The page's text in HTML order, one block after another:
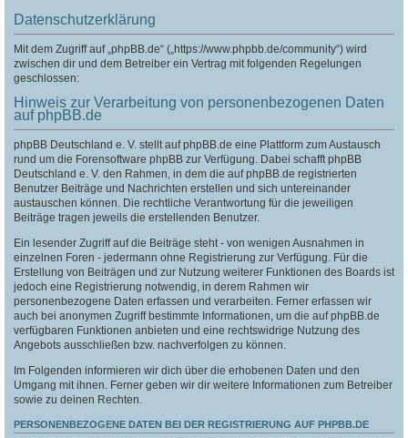
Datenschutzerklärung
Mit dem Zugriff auf „phpBB.de“ („https://www.phpbb.de/community“) wird
zwischen dir und dem Betreiber ein Vertrag mit folgenden Regelungen
geschlossen:
Hinweis zur Verarbeitung von personenbezogenen Daten
auf phpBB.de
phpBB Deutschland e. V. stellt auf phpBB.de eine Plattform zum Austausch
rund um die Forensoftware phpBB zur Verfügung. Dabei schafft phpBB
Deutschland e. V. den Rahmen, in dem die auf phpBB.de registrierten
Benutzer Beiträge und Nachrichten erstellen und sich untereinander
austauschen können. Die rechtliche Verantwortung für die jeweiligen
Beiträge tragen jeweils die erstellenden Benutzer.
Ein lesender Zugriff auf die Beiträge steht - von wenigen Ausnahmen in
einzelnen Foren - jedermann ohne Registrierung zur Verfügung. Für die
Erstellung von Beiträgen und zur Nutzung weiterer Funktionen des Boards ist
jedoch eine Registrierung notwendig, in derem Rahmen wir
personenbezogene Daten erfassen und verarbeiten. Ferner erfassen wir
auch bei anonymen Zugriff bestimmte Informationen, um die auf phpBB.de
verfügbaren Funktionen anbieten und eine rechtswidrige Nutzung des
Angebots ausschließen bzw. nachverfolgen zu können.
Im Folgenden informieren wir dich über die erhobenen Daten und den
Umgang mit ihnen. Ferner geben wir dir weitere Informationen zum Betreiber
sowie zu deinen Rechten.
PERSONENBEZOGENE DATEN BEI DER REGISTRIERUNG AUF PHPBB.DE